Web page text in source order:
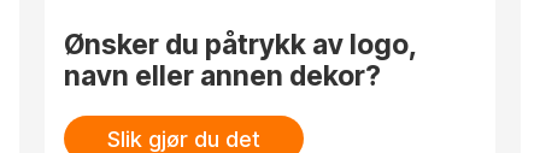
Ønsker du påtrykk av logo,
navn eller annen dekor?
Slik gjør du det